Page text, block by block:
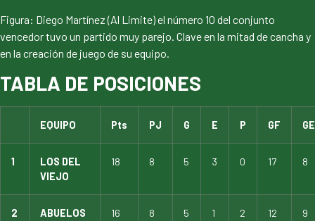
Figura: Diego Martínez (Al Limite) el número 10 del conjunto
vencedor tuvo un partido muy parejo. Clave en la mitad de cancha y
en la creación de juego de su equipo.
TABLA DE POSICIONES
EQUIPO Pts PJ G E P GF GE
1
LOS DEL
VIEJO
18 8 5 3 0 17 8
2
ABUELOS
16 8 5 1 2 12 9